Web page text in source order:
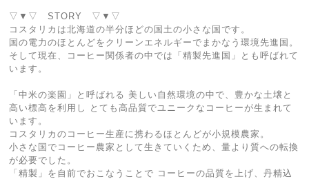
▽▼▽ STORY ▽▼▽
コスタリカは北海道の半分ほどの国土の小さな国です。
国の電力のほとんどをクリーンエネルギーでまかなう環境先進国。
そして現在、コーヒー関係者の中では「精製先進国」とも呼ばれて
います。
「中米の楽園」と呼ばれる 美しい自然環境の中で、豊かな土壌と
高い標高を利用し とても高品質でユニークなコーヒーが生まれて
います。
コスタリカのコーヒー生産に携わるほとんどが小規模農家。
小さな国でコーヒー農家として生きていくため、量より質への転換
が必要でした。
「精製」を自前でおこなうことで コーヒーの品質を上げ、丹精込